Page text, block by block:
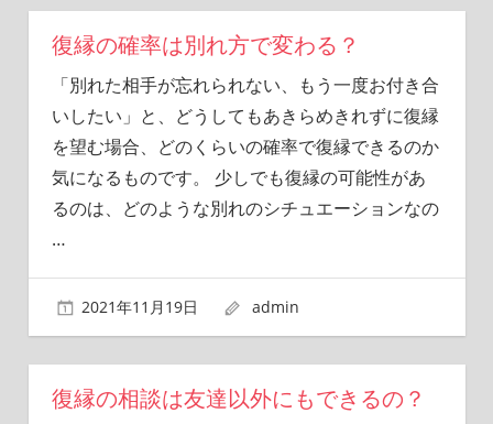
復縁の確率は別れ方で変わる？
「別れた相手が忘れられない、もう一度お付き合
いしたい」と、どうしてもあきらめきれずに復縁
を望む場合、どのくらいの確率で復縁できるのか
気になるものです。 少しでも復縁の可能性があ
るのは、どのような別れのシチュエーションなの
…
2021年11月19日 admin
復縁の相談は友達以外にもできるの？